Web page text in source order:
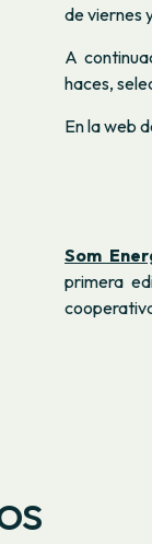
de viernes
A
haces,
En la web
Som
primera